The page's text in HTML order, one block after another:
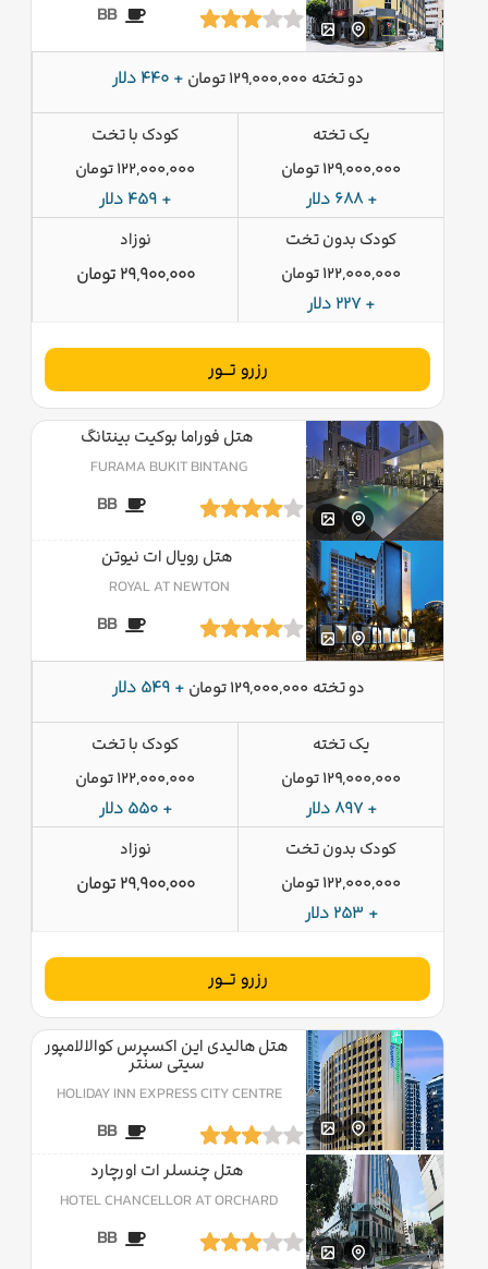
BB
دو تخته 129,000,000 تومان + 440 دلار
یک تخته
129,000,000 تومان
+ 688 دلار
کودک با تخت
122,000,000 تومان
+ 459 دلار
کودک بدون تخت
122,000,000 تومان
+ 227 دلار
نوزاد
29,900,000 تومان
رزرو تــور
هتل فوراما بوکیت بینتانگ
FURAMA BUKIT BINTANG
BB
هتل رویال ات نیوتن
ROYAL AT NEWTON
BB
دو تخته 129,000,000 تومان + 549 دلار
یک تخته
129,000,000 تومان
+ 897 دلار
کودک با تخت
122,000,000 تومان
+ 550 دلار
کودک بدون تخت
122,000,000 تومان
+ 253 دلار
نوزاد
29,900,000 تومان
رزرو تــور
هتل هالیدی این اکسپرس کوالالامپور
سیتی سنتر
HOLIDAY INN EXPRESS CITY CENTRE
BB
هتل چنسلر ات اورچارد
HOTEL CHANCELLOR AT ORCHARD
BB